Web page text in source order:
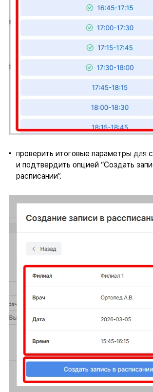
проверить итоговые параметры для
и подтвердить опцией “Создать
расписании”.